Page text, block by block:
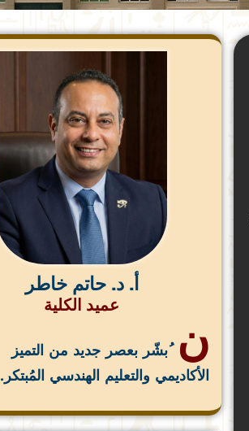
أ. د. حاتم خاطر
عميد الكلية
ن
ُبشّر بعصر جديد من التميز
الأكاديمي والتعليم الهندسي المُبتكر.